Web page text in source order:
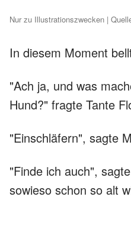
Nur zu Illustrationszwecken |
In diesem Moment
"Ach ja, und was
Hund?" fragte Tante
"Einschläfern", sagte
"Finde ich auch",
sowieso schon so alt